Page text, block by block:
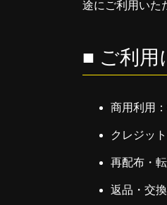
途にご利用いた
■ ご利用
商用利用
クレジッ
再配布・
返品・交